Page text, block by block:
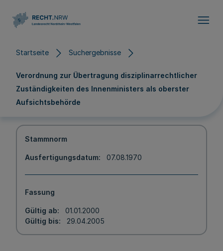
Startseite Suchergebnisse
Verordnung zur Übertragung disziplinarrechtlicher
Zuständigkeiten des Innenministers als oberster
Aufsichtsbehörde
Stammnorm
Ausfertigungsdatum 07.08.1970
Fassung
Gültig ab
01.01.2000
Gültig bis
29.04.2005